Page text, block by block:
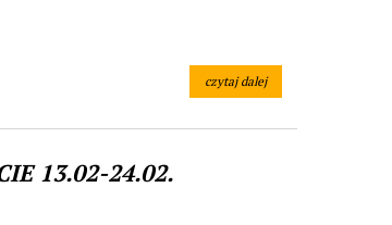
czytaj dalej
na temat: Dzień Kobiet
13.02-24.02.